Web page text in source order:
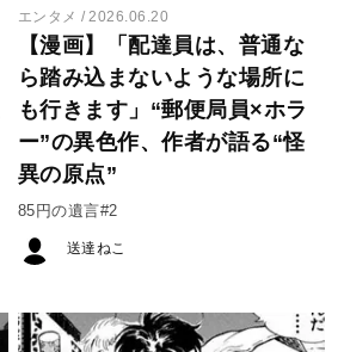
エンタメ 2026.06.20
【漫画】「配達員は、普通な
ら踏み込まないような場所に
も行きます」“郵便局員×ホラ
ー”の異色作、作者が語る“怪
異の原点”
85円の遺言#2
送達ねこ